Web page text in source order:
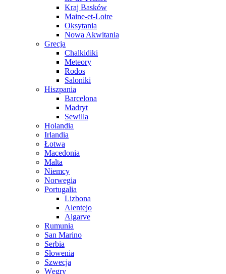
Kraj Basków
Maine-et-Loire
Oksytania
Nowa Akwitania
Grecja
Chalkidiki
Meteory
Rodos
Saloniki
Hiszpania
Barcelona
Madryt
Sewilla
Holandia
Irlandia
Łotwa
Macedonia
Malta
Niemcy
Norwegia
Portugalia
Lizbona
Alentejo
Algarve
Rumunia
San Marino
Serbia
Słowenia
Szwecja
Węgry